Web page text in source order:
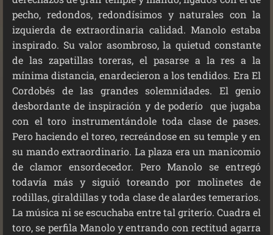
pecho, redondos, redondísimos y naturales con la
izquierda de extraordinaria calidad. Manolo estaba
inspirado. Su valor asombroso, la quietud constante
de las zapatillas toreras, el pasarse a la res a la
mínima distancia, enardecieron a los tendidos. Era El
Cordobés de las grandes solemnidades. El genio
desbordante de inspiración y de poderío que jugaba
con el toro instrumentándole toda clase de pases.
Pero haciendo el toreo, recreándose en su temple y en
su mando extraordinario. La plaza era un manicomio
de clamor ensordecedor. Pero Manolo se entregó
todavía más y siguió toreando por molinetes de
rodillas, giraldillas y toda clase de alardes temerarios.
La música ni se escuchaba entre tal griterío. Cuadra el
toro, se perfila Manolo y entrando con rectitud agarra